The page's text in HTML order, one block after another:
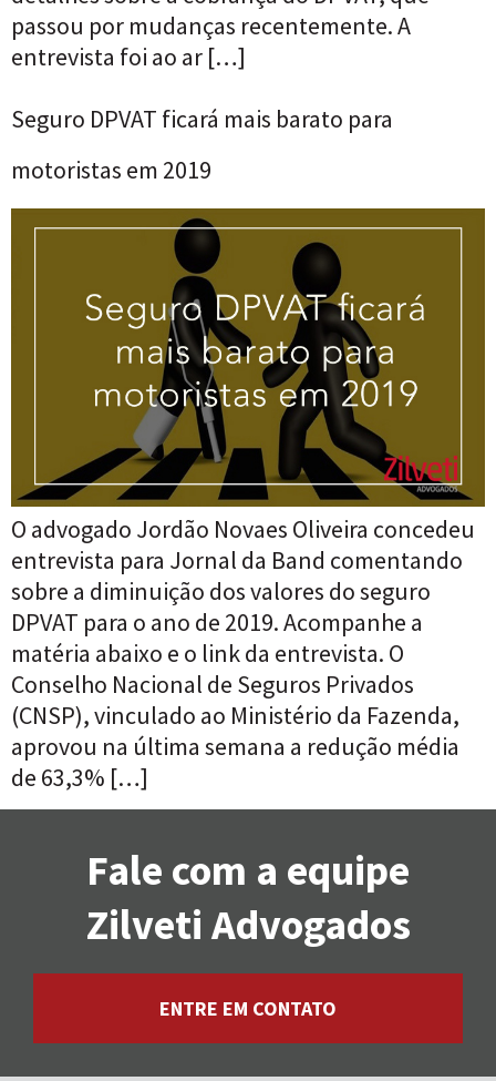
passou por mudanças recentemente. A
entrevista foi ao ar […]
Seguro DPVAT ficará mais barato para
motoristas em 2019
O advogado Jordão Novaes Oliveira concedeu
entrevista para Jornal da Band comentando
sobre a diminuição dos valores do seguro
DPVAT para o ano de 2019. Acompanhe a
matéria abaixo e o link da entrevista. O
Conselho Nacional de Seguros Privados
(CNSP), vinculado ao Ministério da Fazenda,
aprovou na última semana a redução média
de 63,3% […]
Fale com a equipe
Zilveti Advogados
ENTRE EM CONTATO